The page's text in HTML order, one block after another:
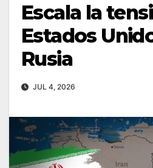
Escala la
Estados
Rusia
JUL 4, 2026